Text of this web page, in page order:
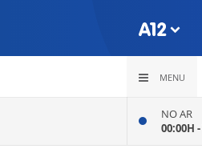
MENU
NO AR
00:00H -